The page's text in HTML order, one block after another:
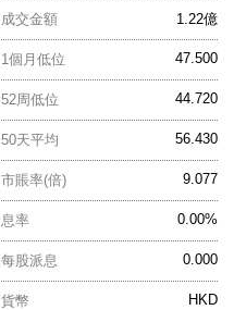
1.22億
成交金額
47.500
1個月低位
44.720
52周低位
56.430
50天平均
9.077
市賬率(倍)
0.00%
息率
0.000
每股派息
HKD
貨幣